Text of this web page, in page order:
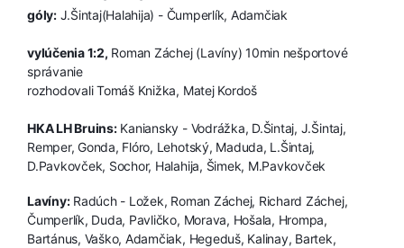
góly:J.Šintaj(Halahija) - Čumperlík, Adamčiak
vylúčenia 1:2, Roman Záchej (Lavíny) 10min nešportové
správanie
rozhodovali Tomáš Knižka, Matej Kordoš
HKA LH Bruins:Kaniansky - Vodrážka, D.Šintaj, J.Šintaj,
Remper, Gonda, Flóro, Lehotský, Maduda, L.Šintaj,
D.Pavkovček, Sochor, Halahija, Šimek, M.Pavkovček
Lavíny:Radúch - Ložek, Roman Záchej, Richard Záchej,
Čumperlík, Duda, Pavličko, Morava, Hošala, Hrompa,
Bartánus, Vaško, Adamčiak, Hegeduš, Kalinay, Bartek,